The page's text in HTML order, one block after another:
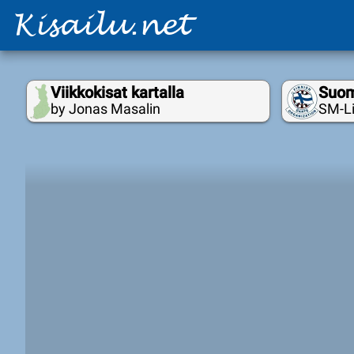
Viikkokisat kartalla
by Jonas Masalin SM-